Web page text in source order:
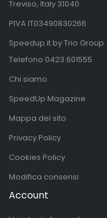
Treviso, Italy 31040
PIVA IT03490830266
Speedup.it by Trio Group
Telefono 0423.601555
Chi siamo
SpeedUp Magazine
Mappa del sito
Privacy Policy
Cookies Policy
Modifica consensi
Account